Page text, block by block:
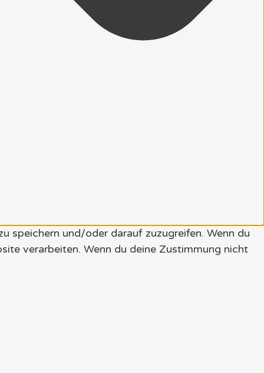
speichern und/oder darauf zuzugreifen. Wenn du
verarbeiten. Wenn du deine Zustimmung nicht